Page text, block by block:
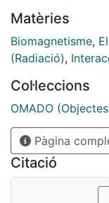
Matèries
Biomagnetisme,
(Radiació),
Col·leccions
OMADO
Pàgina
Citació